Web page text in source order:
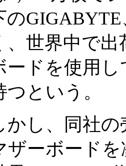
の
、世界中で出
ードを使用
つという。
し、同社の
ザーボード